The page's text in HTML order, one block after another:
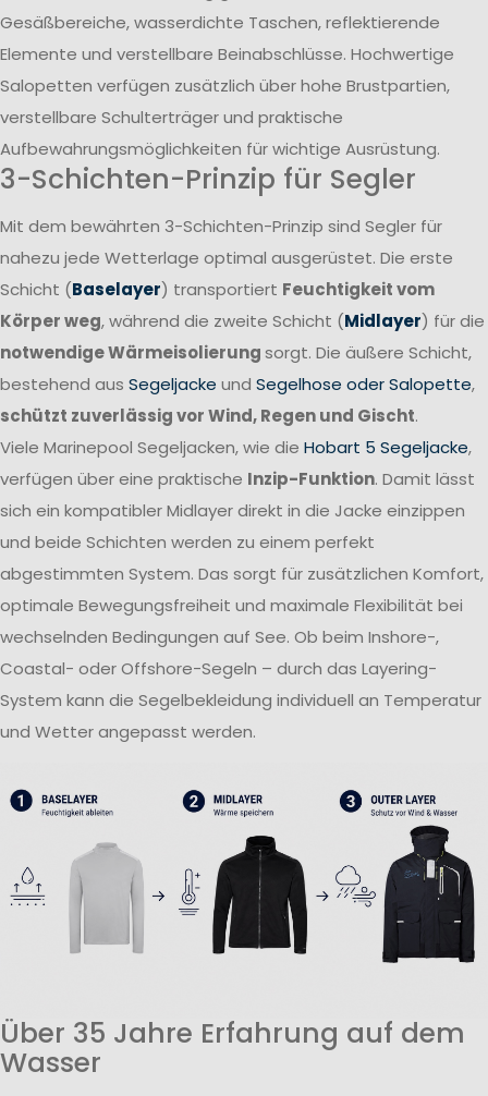
Gesäßbereiche, wasserdichte Taschen, reflektierende
Elemente und verstellbare Beinabschlüsse. Hochwertige
Salopetten verfügen zusätzlich über hohe Brustpartien,
verstellbare Schulterträger und praktische
Aufbewahrungsmöglichkeiten für wichtige Ausrüstung.
3-Schichten-Prinzip für Segler
Mit dem bewährten 3-Schichten-Prinzip sind Segler für
nahezu jede Wetterlage optimal ausgerüstet. Die erste
Schicht (Baselayer) transportiert Feuchtigkeit vom
Körper weg, während die zweite Schicht (Midlayer) für die
notwendige Wärmeisolierungsorgt. Die äußere Schicht,
bestehend aus Segeljacke und Segelhose oder Salopette,
schützt zuverlässig vor Wind, Regen und Gischt.
Viele Marinepool Segeljacken, wie die Hobart 5 Segeljacke,
verfügen über eine praktische Inzip-Funktion. Damit lässt
sich ein kompatibler Midlayer direkt in die Jacke einzippen
und beide Schichten werden zu einem perfekt
abgestimmten System. Das sorgt für zusätzlichen Komfort,
optimale Bewegungsfreiheit und maximale Flexibilität bei
wechselnden Bedingungen auf See. Ob beim Inshore-,
Coastal- oder Offshore-Segeln – durch das Layering-
System kann die Segelbekleidung individuell an Temperatur
und Wetter angepasst werden.
Über 35 Jahre Erfahrung auf dem
Wasser